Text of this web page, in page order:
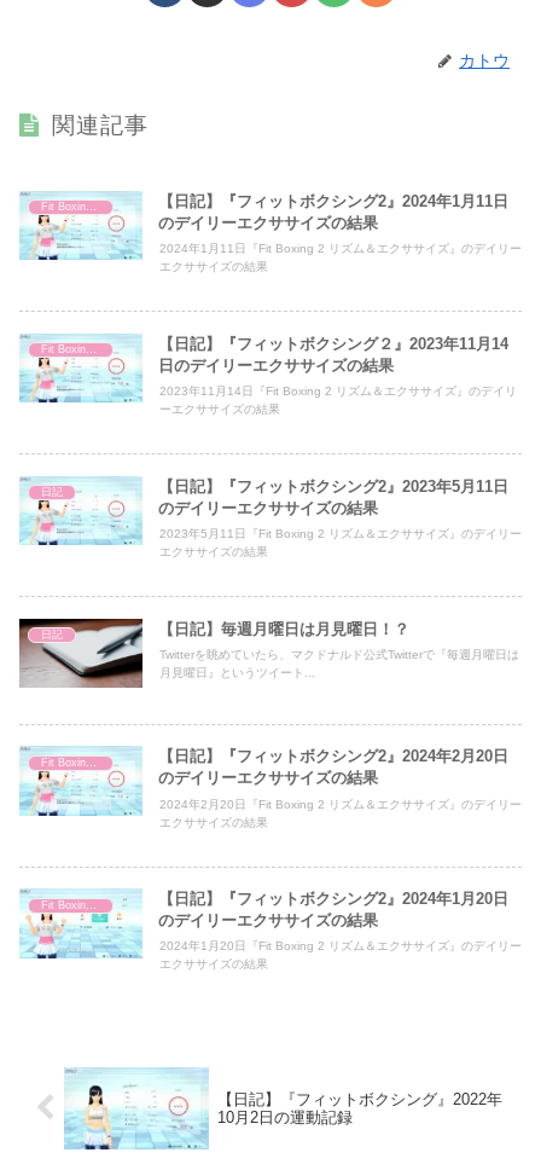
カトウ
関連記事
Fit Boxing 2
【日記】『フィットボクシング2』2024年1月11日
のデイリーエクササイズの結果
2024年1月11日『Fit Boxing 2 リズム＆エクササイズ』のデイリー
エクササイズの結果
Fit Boxing 2
【日記】『フィットボクシング２』2023年11月14
日のデイリーエクササイズの結果
2023年11月14日『Fit Boxing 2 リズム＆エクササイズ』のデイリ
ーエクササイズの結果
日記
【日記】『フィットボクシング2』2023年5月11日
のデイリーエクササイズの結果
2023年5月11日『Fit Boxing 2 リズム＆エクササイズ』のデイリー
エクササイズの結果
日記 【日記】毎週月曜日は月見曜日！？
Twitterを眺めていたら、マクドナルド公式Twitterで『毎週月曜日は
月見曜日』というツイート...
【日記】『フィットボクシング2』2024年2月20日
のデイリーエクササイズの結果
2024年2月20日『Fit Boxing 2 リズム＆エクササイズ』のデイリー
エクササイズの結果
【日記】『フィットボクシング2』2024年1月20日
のデイリーエクササイズの結果
2024年1月20日『Fit Boxing 2 リズム＆エクササイズ』のデイリー
エクササイズの結果
【日記】『フィットボクシング』2022年
10月2日の運動記録